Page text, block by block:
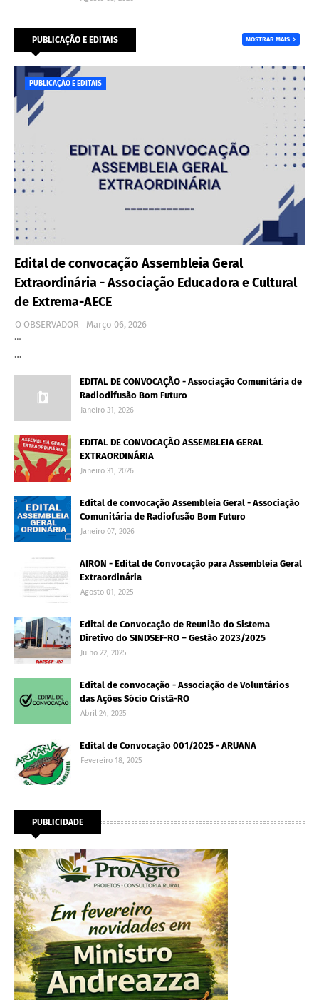
PUBLICAÇÃO E EDITAIS MOSTRAR MAIS
PUBLICAÇÃO E EDITAIS
Edital de convocação Assembleia Geral
Extraordinária - Associação Educadora e Cultural
de Extrema-AECE
O OBSERVADOR
Março 06, 2026
…
…
EDITAL DE CONVOCAÇÃO - Associação Comunitária de
Radiodifusão Bom Futuro
Janeiro 31, 2026
EDITAL DE CONVOCAÇÃO ASSEMBLEIA GERAL
EXTRAORDINÁRIA
Janeiro 31, 2026
Edital de convocação Assembleia Geral - Associação
Comunitária de Radiofusão Bom Futuro
Janeiro 07, 2026
AIRON - Edital de Convocação para Assembleia Geral
Extraordinária
Agosto 01, 2025
Edital de Convocação de Reunião do Sistema
Diretivo do SINDSEF-RO – Gestão 2023/2025
Julho 22, 2025
Edital de convocação - Associação de Voluntários
das Ações Sócio Cristã-RO
Abril 24, 2025
Edital de Convocação 001/2025 - ARUANA
Fevereiro 18, 2025
PUBLICIDADE